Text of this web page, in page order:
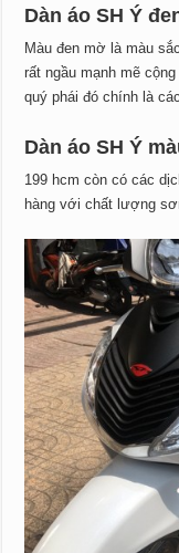
Dàn áo SH Ý
Màu đen mờ là màu
rất ngầu mạnh mẽ
quý phái đó chính là
Dàn áo SH Ý
199 hcm còn có các
hàng với chất lượng